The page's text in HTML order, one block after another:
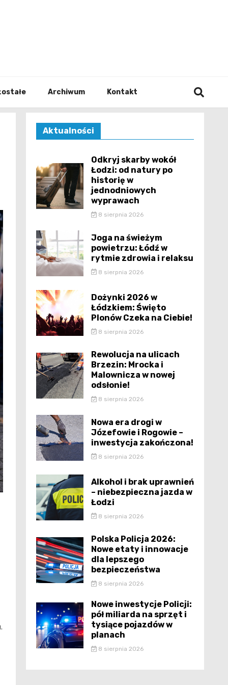
Archiwum Kontakt
Aktualności
Odkryj skarby wokół
Łodzi: od natury po
historię w
jednodniowych
wyprawach
8 sierpnia 2026
Joga na świeżym
powietrzu: Łódź w
rytmie zdrowia i relaksu
8 sierpnia 2026
Dożynki 2026 w
Łódzkiem: Święto
Plonów Czeka na Ciebie!
8 sierpnia 2026
Rewolucja na ulicach
Brzezin: Mrocka i
Malownicza w nowej
odsłonie!
8 sierpnia 2026
Nowa era drogi w
Józefowie i Rogowie –
inwestycja zakończona!
8 sierpnia 2026
Alkohol i brak uprawnień
– niebezpieczna jazda w
Łodzi
8 sierpnia 2026
Polska Policja 2026:
Nowe etaty i innowacje
dla lepszego
bezpieczeństwa
8 sierpnia 2026
Nowe inwestycje Policji:
pół miliarda na sprzęt i
tysiące pojazdów w
planach
8 sierpnia 2026